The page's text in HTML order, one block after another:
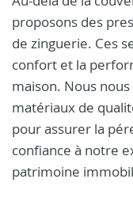
proposons des
de zinguerie. Ces
confort et la
maison. Nous
matériaux de
pour assurer la
confiance à notre
patrimoine